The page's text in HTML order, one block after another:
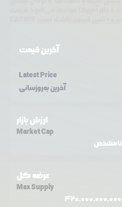
آخرین قیمت
Latest Price
آخرین به‌روزسانی
ارزش بازار
Market Cap
نامشخص
عرضه کل
Max Supply
420,000,000,000